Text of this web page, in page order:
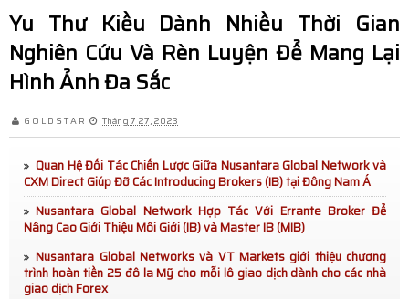
and Queen Republic Continent International 2026
Trạm Phóng Tương Lai mùa 7 bàn giao trường học mới,
mang Tết Thiếu nhi ấm áp đến trẻ em Gia Lai
Toàn Cảnh TEDxUEB 2026: Không Gian Kết Nối Ý Tưởng
Và Lan Tỏa Tinh Thần “Convergence”
Diễn viên Dương Phi Long: “Ngẫm - Cười” là tiếng cười
chậm giữa thời đại ồn ào
HANE tổ chức tham quan Biwase E.T.S: Khẳng định vai
Yu Thư Kiều Dành Nhiều Thời Gian
Nghiên Cứu Và Rèn Luyện Để Mang Lại
Hình Ảnh Đa Sắc
G O L D S T A R Tháng 7 27, 2023
Quan Hệ Đối Tác Chiến Lược Giữa Nusantara Global Network và
CXM Direct Giúp Đỡ Các Introducing Brokers (IB) tại Đông Nam Á
Nusantara Global Network Hợp Tác Với Errante Broker Để
Nâng Cao Giới Thiệu Môi Giới (IB) và Master IB (MIB)
Nusantara Global Networks và VT Markets giới thiệu chương
trình hoàn tiền 25 đô la Mỹ cho mỗi lô giao dịch dành cho các nhà
giao dịch Forex